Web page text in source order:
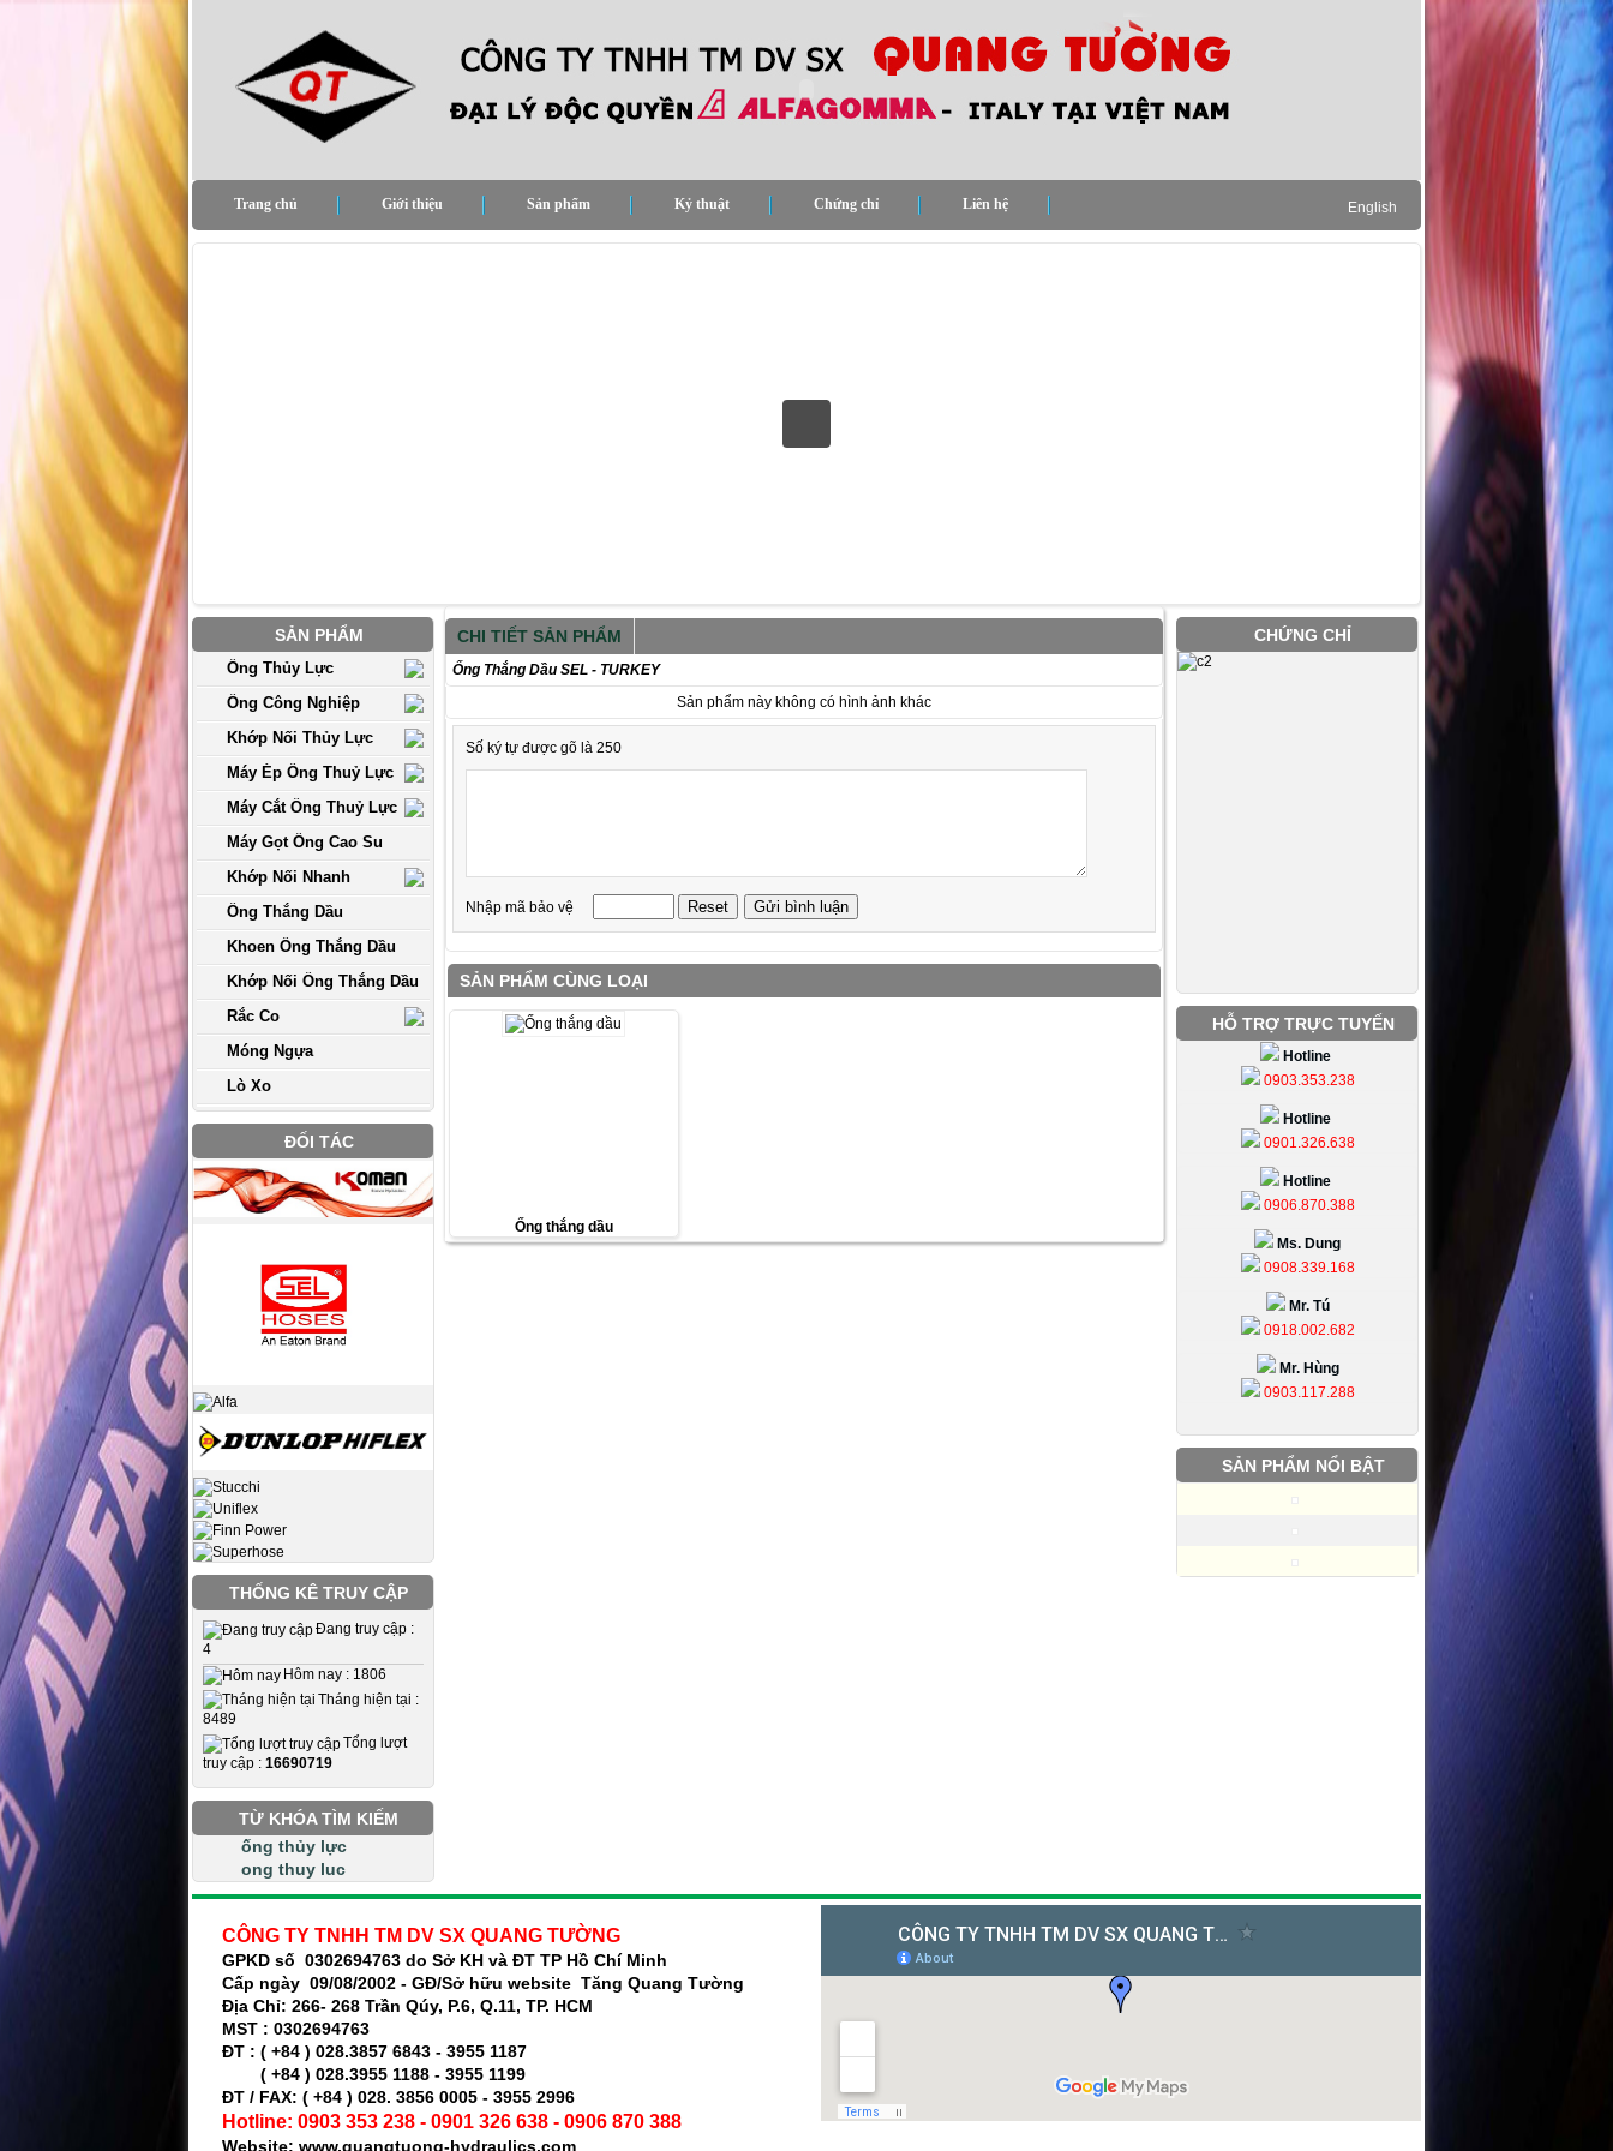
English
Trang chủ Giới thiệu Sản phẩm Kỷ thuật Chứng chỉ Liên hệ
SẢN PHẨM
Ống Thủy Lực
Ống Công Nghiệp
Khớp Nối Thủy Lực
Máy Ép Ống Thuỷ Lực
Máy Cắt Ống Thuỷ Lực
Máy Gọt Ống Cao Su
Khớp Nối Nhanh
Ống Thắng Dầu
Khoen Ống Thắng Dầu
Khớp Nối Ống Thắng Dầu
Rắc Co
Móng Ngựa
Lò Xo
ĐỐI TÁC
THỐNG KÊ TRUY CẬP
Đang truy cập :
4
Hôm nay : 1806
Tháng hiện tại :
8489
Tổng lượt
truy cập : 16690719
TỪ KHÓA TÌM KIẾM
ống thủy lực
ong thuy luc
CHI TIẾT SẢN PHẨM
Ống Thắng Dầu SEL - TURKEY
Sản phẩm này không có hình ảnh khác
Số ký tự được gõ là 250
Nhập mã bảo vệ
SẢN PHẨM CÙNG LOẠI
Ống thắng dầu
CHỨNG CHỈ
HỖ TRỢ TRỰC TUYẾN
Hotline
0903.353.238
Hotline
0901.326.638
Hotline
0906.870.388
Ms. Dung
0908.339.168
Mr. Tú
0918.002.682
Mr. Hùng
0903.117.288
SẢN PHẨM NỔI BẬT
CÔNG TY TNHH TM DV SX QUANG TƯỜNG
GPKD số 0302694763 do Sở KH và ĐT TP Hồ Chí Minh
Cấp ngày 09/08/2002 - GĐ/Sở hữu website Tăng Quang Tường
Địa Chỉ: 266- 268 Trần Qúy, P.6, Q.11, TP. HCM
MST : 0302694763
ĐT : ( +84 ) 028.3857 6843 - 3955 1187
( +84 ) 028.3955 1188 - 3955 1199
ĐT / FAX: ( +84 ) 028. 3856 0005 - 3955 2996
Hotline: 0903 353 238 - 0901 326 638 - 0906 870 388
Website: www.quangtuong-hydraulics.com